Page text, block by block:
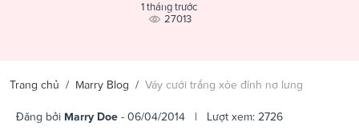
1 tháng trước
27013
Trang chủ / Marry Blog / Váy cưới trắng xòe đính nơ lưng
Đăng bởi Marry Doe - 06/04/2014 | Lượt xem: 2726